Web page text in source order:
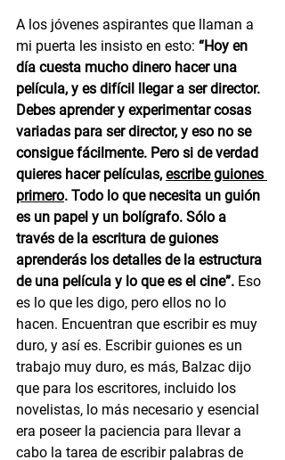
A los jóvenes aspirantes que llaman a
mi puerta les insisto en esto: “Hoy en
día cuesta mucho dinero hacer una
película, y es difícil llegar a ser director.
Debes aprender y experimentar cosas
variadas para ser director, y eso no se
consigue fácilmente. Pero si de verdad
quieres hacer películas, escribe guiones
primero. Todo lo que necesita un guión
es un papel y un bolígrafo. Sólo a
través de la escritura de guiones
aprenderás los detalles de la estructura
de una película y lo que es el cine”. Eso
es lo que les digo, pero ellos no lo
hacen. Encuentran que escribir es muy
duro, y así es. Escribir guiones es un
trabajo muy duro, es más, Balzac dijo
que para los escritores, incluido los
novelistas, lo más necesario y esencial
era poseer la paciencia para llevar a
cabo la tarea de escribir palabras de